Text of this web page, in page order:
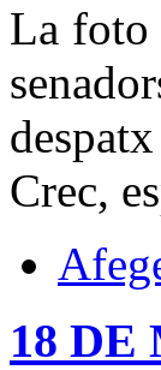
La foto
Crec,
18 DE